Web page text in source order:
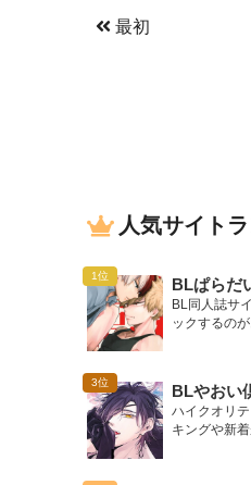
最初
人気サイト
BLぱらだ
BL同人誌サ
ックするの
BLやおい
ハイクオリ
キングや新